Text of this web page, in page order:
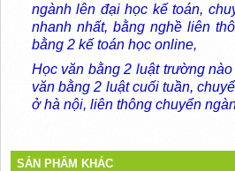
ngành lên đại học kế toán,
nhanh nhất, bằng nghề liên
bằng 2 kế toán học online,
Học văn bằng 2 luật trường
văn bằng 2 luật cuối tuần,
ở hà nội, liên thông chuyển
SẢN PHẨM KHÁC